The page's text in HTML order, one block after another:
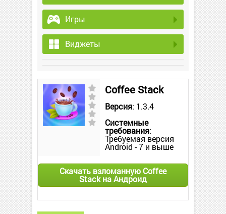
Игры
Виджеты
Coffee Stack
Версия: 1.3.4
Системные
требования:
Требуемая версия
Android - 7 и выше
Скачать взломанную Coffee
Stack на Андроид